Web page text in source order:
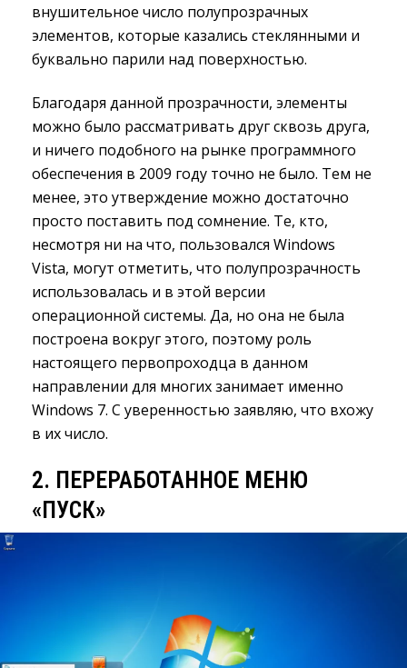
внушительное число полупрозрачных
элементов, которые казались стеклянными и
буквально парили над поверхностью.
Благодаря данной прозрачности, элементы
можно было рассматривать друг сквозь друга,
и ничего подобного на рынке программного
обеспечения в 2009 году точно не было. Тем не
менее, это утверждение можно достаточно
просто поставить под сомнение. Те, кто,
несмотря ни на что, пользовался Windows
Vista, могут отметить, что полупрозрачность
использовалась и в этой версии
операционной системы. Да, но она не была
построена вокруг этого, поэтому роль
настоящего первопроходца в данном
направлении для многих занимает именно
Windows 7. С уверенностью заявляю, что вхожу
в их число.
2. ПЕРЕРАБОТАННОЕ МЕНЮ
«ПУСК»